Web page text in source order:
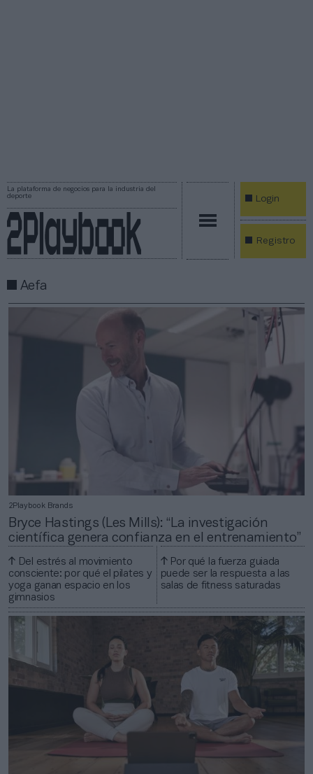
La plataforma de negocios para la industria del
deporte
Login
Registro
Aefa
2Playbook Brands
Bryce Hastings (Les Mills): “La investigación
científica genera confianza en el entrenamiento”
Del estrés al movimiento
consciente: por qué el pilates y
yoga ganan espacio en los
gimnasios
Por qué la fuerza guiada
puede ser la respuesta a las
salas de fitness saturadas